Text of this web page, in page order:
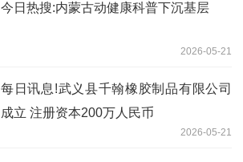
今日热搜:内蒙古动健康科普下沉基层
2026-05-21
每日讯息!武义县千翰橡胶制品有限公司
成立 注册资本200万人民币
2026-05-21